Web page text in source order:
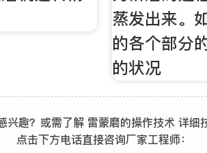
蒸发出来。
的各个部分
的状况
兴趣？或需了解 雷蒙磨的操作技术 详细
点击下方电话直接咨询厂家工程师：